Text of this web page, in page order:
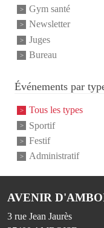
Gym santé
Newsletter
Juges
Bureau
Événements par
Tous les types
Sportif
Festif
Administratif
AVENIR
3 rue Jean Jaurès